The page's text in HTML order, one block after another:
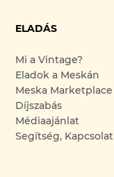
ELADÁS
Mi a Vintage?
Eladok a Meskán
Meska Marketplace
Díjszabás
Médiaajánlat
Segítség, Kapcsolat